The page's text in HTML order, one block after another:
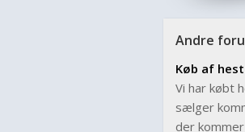
Andre
Køb af hest
Vi har købt
sælger
der kommer